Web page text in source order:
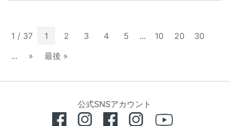
1 / 37 1 2 3 4 5 ... 10 20
30
...
» 最後 »
公式SNSアカウント